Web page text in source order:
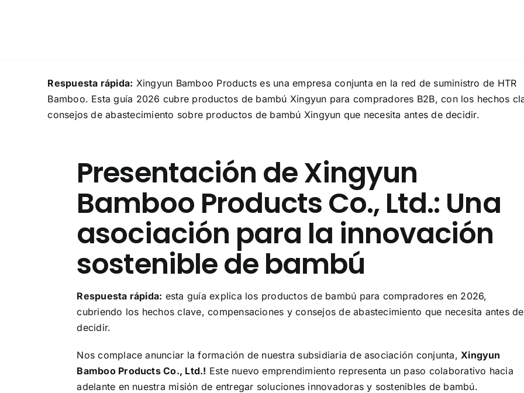
Respuesta rápida: Xingyun Bamboo Products es una empresa conjunta en la red de suministro de HTR
Bamboo. Esta guía 2026 cubre productos de bambú Xingyun para compradores B2B, con los hechos
consejos de abastecimiento sobre productos de bambú Xingyun que necesita antes de decidir.
Presentación de Xingyun
Bamboo Products Co., Ltd.: Una
asociación para la innovación
sostenible de bambú
Respuesta rápida: esta guía explica los productos de bambú para compradores en 2026,
cubriendo los hechos clave, compensaciones y consejos de abastecimiento que necesita antes de
decidir.
Nos complace anunciar la formación de nuestra subsidiaria de asociación conjunta, Xingyun
Bamboo Products Co., Ltd.! Este nuevo emprendimiento representa un paso colaborativo hacia
adelante en nuestra misión de entregar soluciones innovadoras y sostenibles de bambú.